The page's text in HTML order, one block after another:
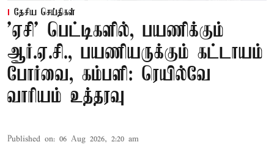
தேசிய செய்திகள்
'ஏசி' பெட்டிகளில், பயணிக்கும்
ஆர்.ஏ.சி., பயணியருக்கும் கட்டாயம்
போர்வை, கம்பளி: ரெயில்வே
வாரியம் உத்தரவு
Published on: 06 Aug 2026, 2:20 am